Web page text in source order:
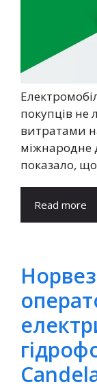
покупців
витратами
міжнародне
показало,
Read more